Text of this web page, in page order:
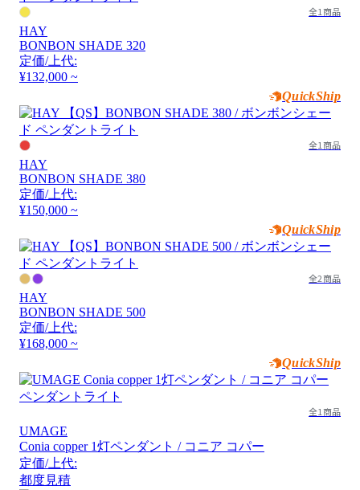
全1商品
HAY
BONBON SHADE 320
定価/上代:
¥132,000 ~
QuickShip
全1商品
HAY
BONBON SHADE 380
定価/上代:
¥150,000 ~
QuickShip
全2商品
HAY
BONBON SHADE 500
定価/上代:
¥168,000 ~
QuickShip
全1商品
UMAGE
Conia copper 1灯ペンダント / コニア コパー
定価/上代:
都度見積